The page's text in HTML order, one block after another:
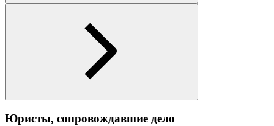
Юристы, сопровождавшие дело